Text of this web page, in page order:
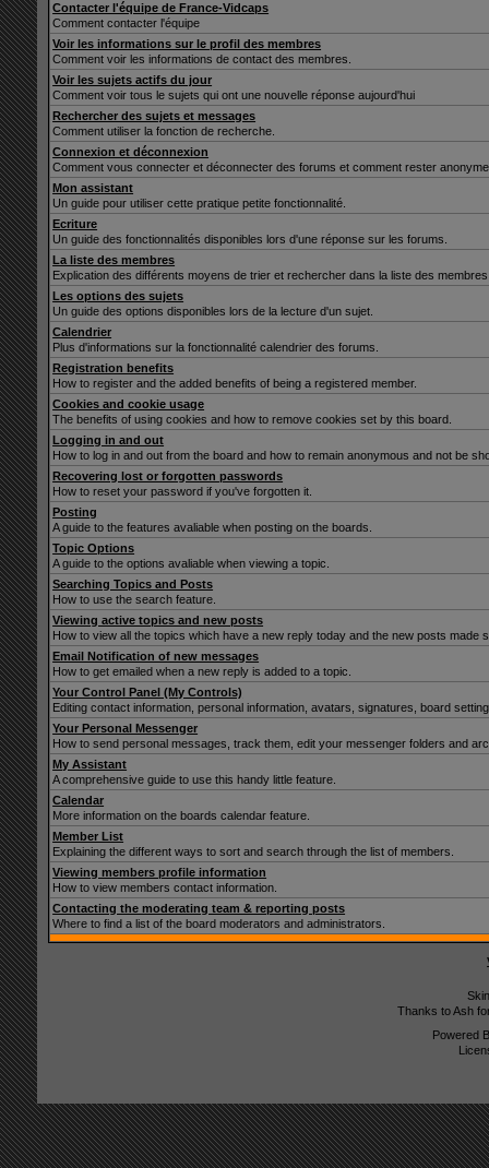
Contacter l'équipe de France-Vidcaps
Comment contacter l'équipe
Voir les informations sur le profil des membres
Comment voir les informations de contact des membres.
Voir les sujets actifs du jour
Comment voir tous le sujets qui ont une nouvelle réponse aujourd'hui
Rechercher des sujets et messages
Comment utiliser la fonction de recherche.
Connexion et déconnexion
Comment vous connecter et déconnecter des forums et comment rester
Mon assistant
Un guide pour utiliser cette pratique petite fonctionnalité.
Ecriture
Un guide des fonctionnalités disponibles lors d'une réponse sur les forums.
La liste des membres
Explication des différents moyens de trier et rechercher dans la liste des
Les options des sujets
Un guide des options disponibles lors de la lecture d'un sujet.
Calendrier
Plus d'informations sur la fonctionnalité calendrier des forums.
Registration benefits
How to register and the added benefits of being a registered member.
Cookies and cookie usage
The benefits of using cookies and how to remove cookies set by this board.
Logging in and out
How to log in and out from the board and how to remain anonymous and not be
Recovering lost or forgotten passwords
How to reset your password if you've forgotten it.
Posting
A guide to the features avaliable when posting on the boards.
Topic Options
A guide to the options avaliable when viewing a topic.
Searching Topics and Posts
How to use the search feature.
Viewing active topics and new posts
How to view all the topics which have a new reply today and the new posts made
Email Notification of new messages
How to get emailed when a new reply is added to a topic.
Your Control Panel (My Controls)
Editing contact information, personal information, avatars, signatures, board
Your Personal Messenger
How to send personal messages, track them, edit your messenger folders and
My Assistant
A comprehensive guide to use this handy little feature.
Calendar
More information on the boards calendar feature.
Member List
Explaining the different ways to sort and search through the list of members.
Viewing members profile information
How to view members contact information.
Contacting the moderating team & reporting posts
Where to find a list of the board moderators and administrators.
Thanks to Ash
Powered